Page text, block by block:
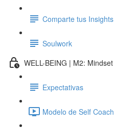
Comparte tus Insights
Soulwork
WELL-BEING | M2:
Expectativas
Modelo de Self